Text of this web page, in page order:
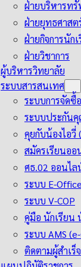
ฝ่ายบริหารทรั
ฝ่ายยุทธศาส
ฝ่ายกิจการนัก
ฝ่ายวิชาการ
ผู้บริหารวิทยาลัย
ระบบสารสนเทศ
ระบบการจัดซื้
ระบบประกัน
คุยกับน้องไอวี่
สมัครเรียนออ
ศธ.02 ออนไล
ระบบ E-Office
ระบบ V-COP
คู่มือ นักเรียน
ระบบ AMS
ติดตามผู้สำเร็